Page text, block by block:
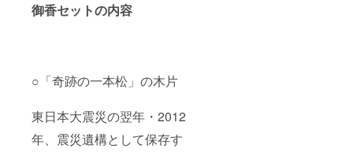
御香セットの内容
○「奇跡の一本松」の木片
東日本大震災の翌年・2012
年、震災遺構として保存す